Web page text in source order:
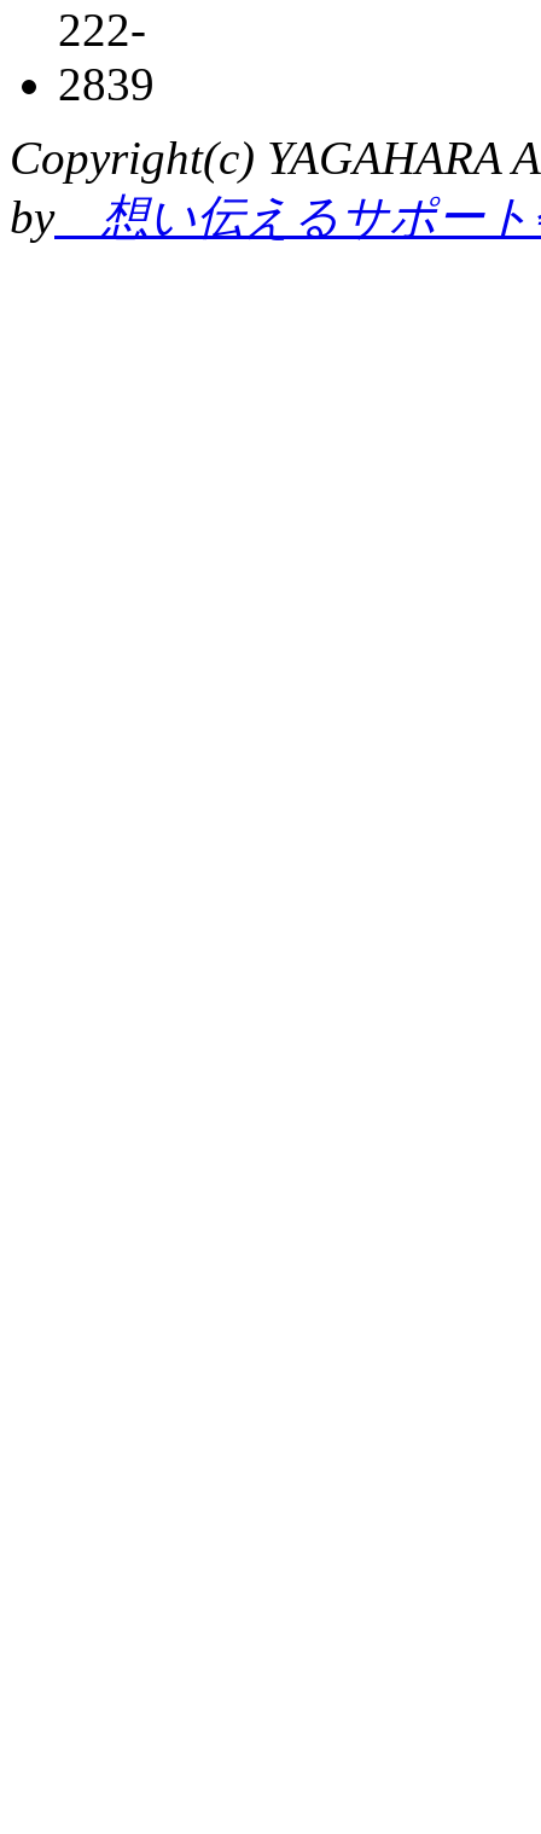
Copyright(c) YAGAHARA
by想い伝えるサポート